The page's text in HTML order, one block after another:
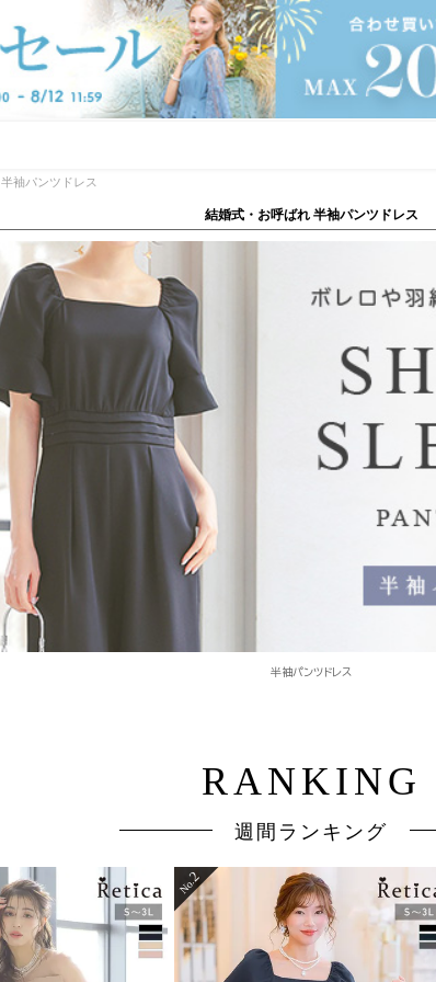
半袖パンツドレス
結婚式・お呼ばれ 半袖パンツドレス
半袖パンツドレス
週間ランキング
2